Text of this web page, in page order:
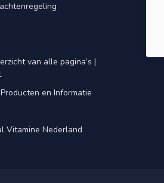
van alle pagina’s |
en Informatie
Vitamine Nederland